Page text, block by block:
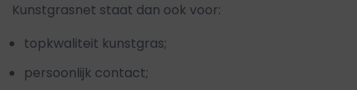
Kunstgrasnet staat dan ook voor:
topkwaliteit kunstgras;
persoonlijk contact;